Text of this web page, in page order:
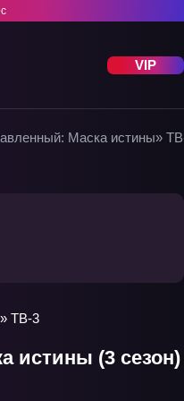
VIP
Маска истины»
истины (3 сезон)